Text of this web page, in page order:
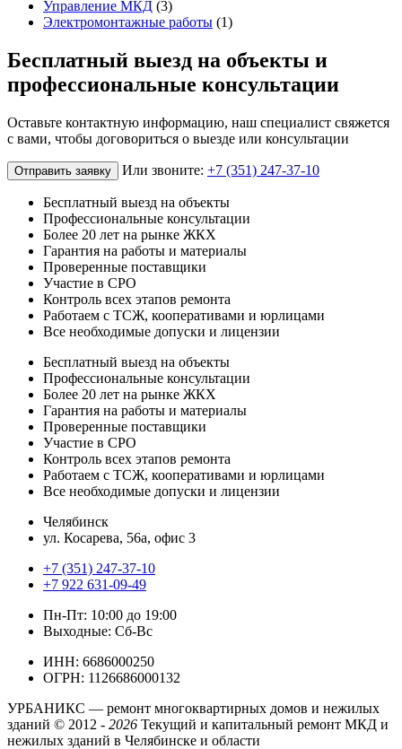
Управление МКД (3)
Электромонтажные работы (1)
Бесплатный выезд на объекты и
профессиональные консультации
Оставьте контактную информацию, наш специалист свяжется
с вами, чтобы договориться о выезде или консультации
Отправить заявку Или звоните: +7 (351) 247-37-10
Бесплатный выезд на объекты
Профессиональные консультации
Более 20 лет на рынке ЖКХ
Гарантия на работы и материалы
Проверенные поставщики
Участие в СРО
Контроль всех этапов ремонта
Работаем с ТСЖ, кооперативами и юрлицами
Все необходимые допуски и лицензии
Бесплатный выезд на объекты
Профессиональные консультации
Более 20 лет на рынке ЖКХ
Гарантия на работы и материалы
Проверенные поставщики
Участие в СРО
Контроль всех этапов ремонта
Работаем с ТСЖ, кооперативами и юрлицами
Все необходимые допуски и лицензии
Челябинск
ул. Косарева, 56а, офис 3
+7 (351) 247-37-10
+7 922 631-09-49
Пн-Пт: 10:00 до 19:00
Выходные: Сб-Вс
ИНН: 6686000250
ОГРН: 1126686000132
УРБАНИКС — ремонт многоквартирных домов и нежилых
зданий © 2012 - 2026 Текущий и капитальный ремонт МКД и
нежилых зданий в Челябинске и области